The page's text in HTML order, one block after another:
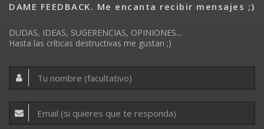
DAME FEEDBACK. Me encanta recibir mensajes ;)
DUDAS, IDEAS, SUGERENCIAS, OPINIONES...
Hasta las críticas destructivas me gustan ;)